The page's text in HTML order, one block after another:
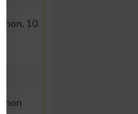
10